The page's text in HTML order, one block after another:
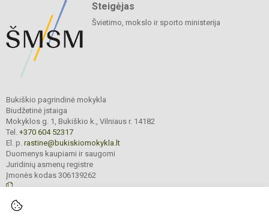
Steigėjas
Švietimo, mokslo ir sporto ministerija
Bukiškio pagrindinė mokykla
Biudžetinė įstaiga
Mokyklos g. 1, Bukiškio k., Vilniaus r. 14182
Tel. +370 604 52317
El. p. rastine@bukiskiomokykla.lt
Duomenys kaupiami ir saugomi
Juridinių asmenų registre
Įmonės kodas 306139262